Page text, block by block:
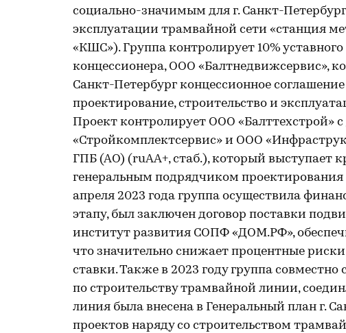
социально-значимым для г. Санкт-
эксплуатации трамвайной сети «станция
«КШС»). Группа контролирует 10%
концессионера, ООО «Балтнедвижсервис»,
Санкт-Петербург концессионное
проектирование, строительство и
Проект контролирует ООО «Балттехстрой»
«Стройкомплектсервис» и ООО
ГПБ (АО) (ruAA+, стаб.), который выступает
генеральным подрядчиком проектирования
апреля 2023 года группа осуществила
этапу, был заключен договор поставки
институт развития СОПФ «ДОМ.РФ»,
что значительно снижает процентные
ставки. Также в 2023 году группа
по строительству трамвайной линии,
линия была внесена в Генеральный план г.
проектов наряду со строительством